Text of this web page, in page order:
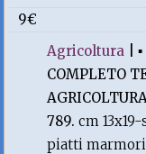
9€
Agricoltura |▪
COMPLETO
789.cm
piatti